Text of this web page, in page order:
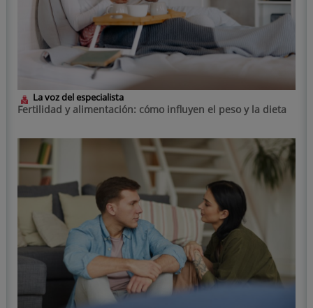
La voz del especialista
Fertilidad y alimentación: cómo influyen el peso y la dieta